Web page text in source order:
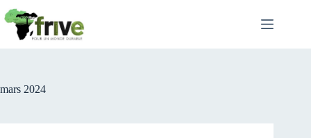
au
contenu
mars 2024